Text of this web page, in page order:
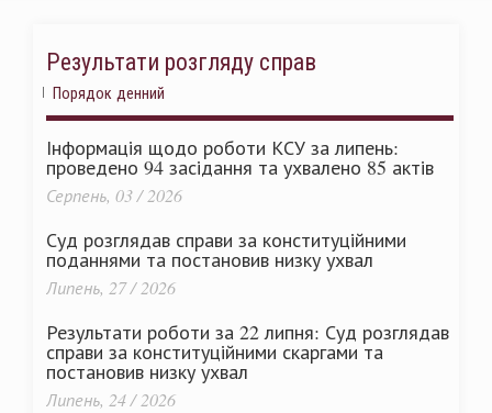
Результати розгляду справ
Порядок денний
Інформація щодо роботи КСУ за липень:
проведено 94 засідання та ухвалено 85 актів
Серпень, 03 / 2026
Суд розглядав справи за конституційними
поданнями та постановив низку ухвал
Липень, 27 / 2026
Результати роботи за 22 липня: Суд розглядав
справи за конституційними скаргами та
постановив низку ухвал
Липень, 24 / 2026